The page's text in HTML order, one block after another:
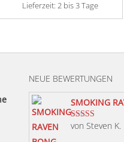
Lieferzeit: 2 bis 3 Tage
NEUE BEWERTUNGEN
SMOKING
Bewertet mit
von Steven K.